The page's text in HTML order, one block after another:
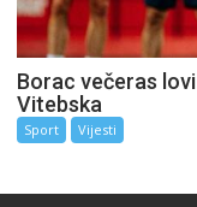
Borac večeras
Vitebska
Sport Vijesti